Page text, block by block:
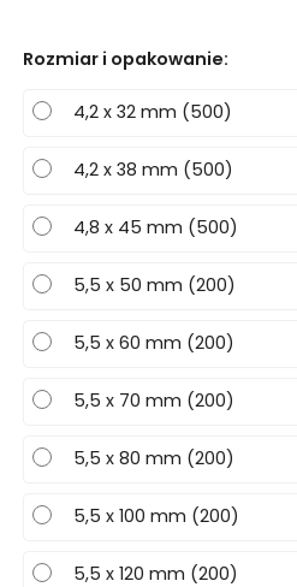
Rozmiar i opakowanie:
4,2 x 32 mm (500)
4,2 x 38 mm (500)
4,8 x 45 mm (500)
5,5 x 50 mm (200)
5,5 x 60 mm (200)
5,5 x 70 mm (200)
5,5 x 80 mm (200)
5,5 x 100 mm (200)
5,5 x 120 mm (200)